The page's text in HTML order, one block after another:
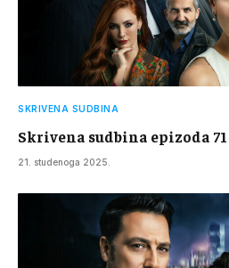
SKRIVENA SUDBINA
Skrivena sudbina epizoda 71
21. studenoga 2025.